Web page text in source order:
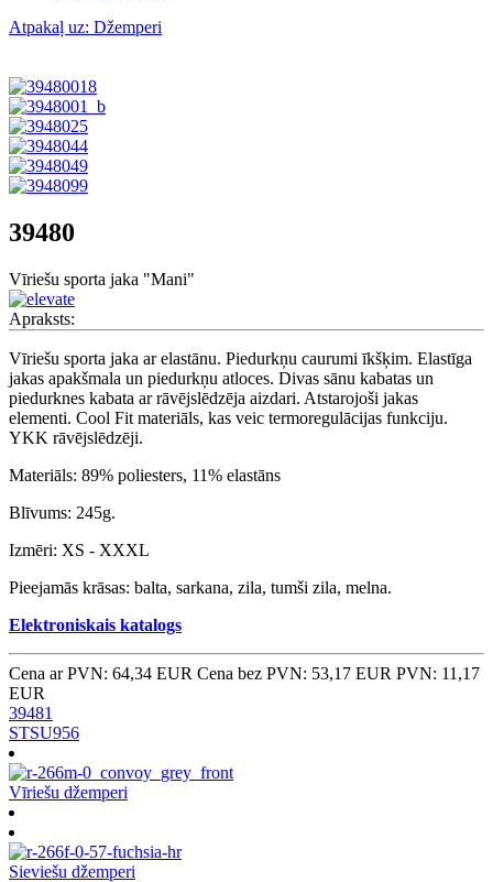
Atpakaļ uz: Džemperi
39480
Vīriešu sporta jaka "Mani"
Apraksts:
Vīriešu sporta jaka ar elastānu. Piedurkņu caurumi īkšķim. Elastīga
jakas apakšmala un piedurkņu atloces. Divas sānu kabatas un
piedurknes kabata ar rāvējslēdzēja aizdari. Atstarojoši jakas
elementi. Cool Fit materiāls, kas veic termoregulācijas funkciju.
YKK rāvējslēdzēji.
Materiāls: 89% poliesters, 11% elastāns
Blīvums: 245g.
Izmēri: XS - XXXL
Pieejamās krāsas: balta, sarkana, zila, tumši zila, melna.
Elektroniskais katalogs
Cena ar PVN: 64,34 EUR Cena bez PVN: 53,17 EUR PVN: 11,17
EUR
39481
STSU956
Vīriešu džemperi
Sieviešu džemperi